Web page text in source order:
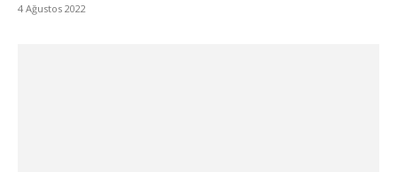
4 Ağustos 2022